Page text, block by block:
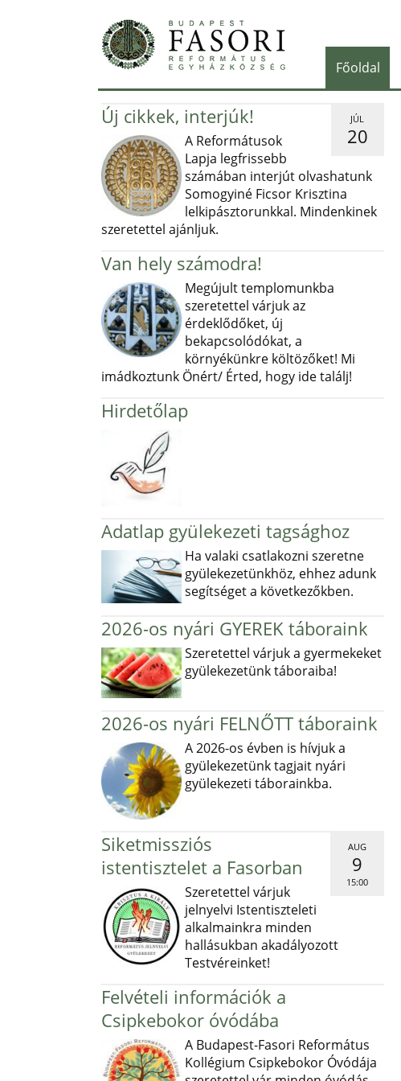
Főoldal
JÚL
20
Új cikkek, interjúk!
A Reformátusok
Lapja legfrissebb
számában interjút olvashatunk
Somogyiné Ficsor Krisztina
lelkipásztorunkkal. Mindenkinek
szeretettel ajánljuk.
Van hely számodra!
Megújult templomunkba
szeretettel várjuk az
érdeklődőket, új
bekapcsolódókat, a
környékünkre költözőket! Mi
imádkoztunk Önért/ Érted, hogy ide találj!
Hirdetőlap
Adatlap gyülekezeti tagsághoz
Ha valaki csatlakozni szeretne
gyülekezetünkhöz, ehhez adunk
segítséget a következőkben.
2026-os nyári GYEREK táboraink
Szeretettel várjuk a gyermekeket
gyülekezetünk táboraiba!
2026-os nyári FELNŐTT táboraink
A 2026-os évben is hívjuk a
gyülekezetünk tagjait nyári
gyülekezeti táborainkba.
AUG
9
15:00
Siketmissziós
istentisztelet a Fasorban
Szeretettel várjuk
jelnyelvi Istentiszteleti
alkalmainkra minden
hallásukban akadályozott
Testvéreinket!
Felvételi információk a
Csipkebokor óvódába
A Budapest-Fasori Református
Kollégium Csipkebokor Óvódája